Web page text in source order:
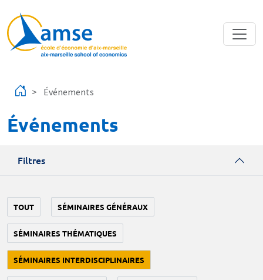
Événements
Événements
Filtres
TOUT SÉMINAIRES GÉNÉRAUX
SÉMINAIRES THÉMATIQUES
SÉMINAIRES INTERDISCIPLINAIRES